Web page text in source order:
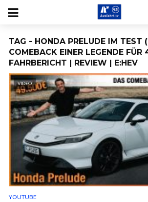
TAG - HONDA PRELUDE IM TEST
COMEBACK EINER LEGENDE
FAHRBERICHT | REVIEW | E:HEV
VIDEO
YOUTUBE